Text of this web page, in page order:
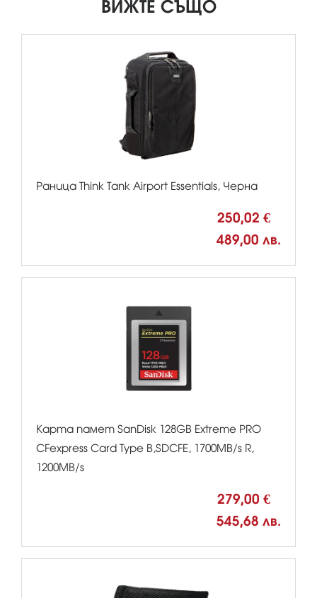
ВИЖТЕ СЪЩО
Раница Think Tank Airport Essentials, Черна
250,02 €
489,00 лв.
Карта памет SanDisk 128GB Extreme PRO
CFexpress Card Type B,SDCFE, 1700MB/s R,
1200MB/s
279,00 €
545,68 лв.